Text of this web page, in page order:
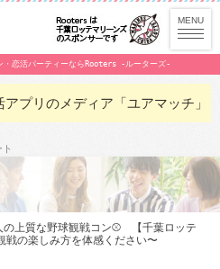
・恋活パーティーならRooters -ルーターズ-
プリのメディア「ユアマッチ」
の上質な野球観戦コン⚾ 【千葉ロッテ
戦の楽しみ方を体感ください〜